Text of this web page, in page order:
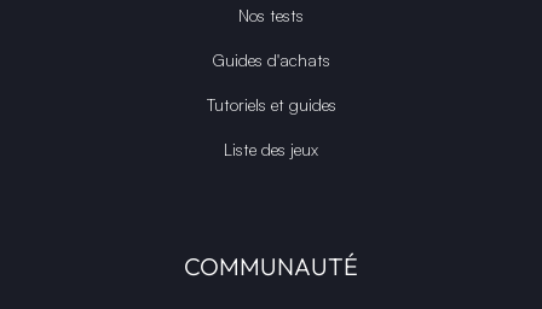
Nos tests
Guides d'achats
Tutoriels et guides
Liste des jeux
COMMUNAUTÉ